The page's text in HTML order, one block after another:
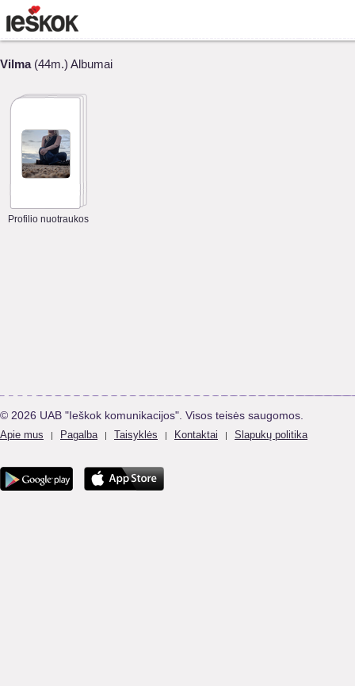
Vilma(44m.) Albumai
Profilio nuotraukos
© 2026 UAB "Ieškok komunikacijos". Visos teisės saugomos.
Apie mus | Pagalba | Taisyklės | Kontaktai | Slapukų politika